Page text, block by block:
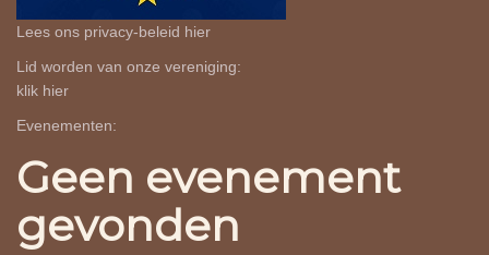
Lees ons privacy-beleid hier
Lid worden van onze vereniging:
klik hier
Evenementen:
Geen evenement
gevonden